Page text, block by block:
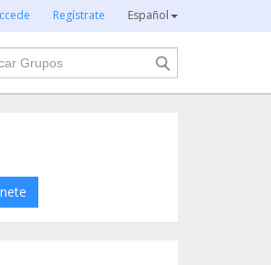
Regístrate Español